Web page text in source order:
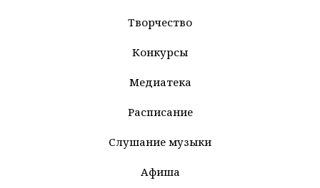
Творчество
Конкурсы
Медиатека
Расписание
Слушание музыки
Афиша